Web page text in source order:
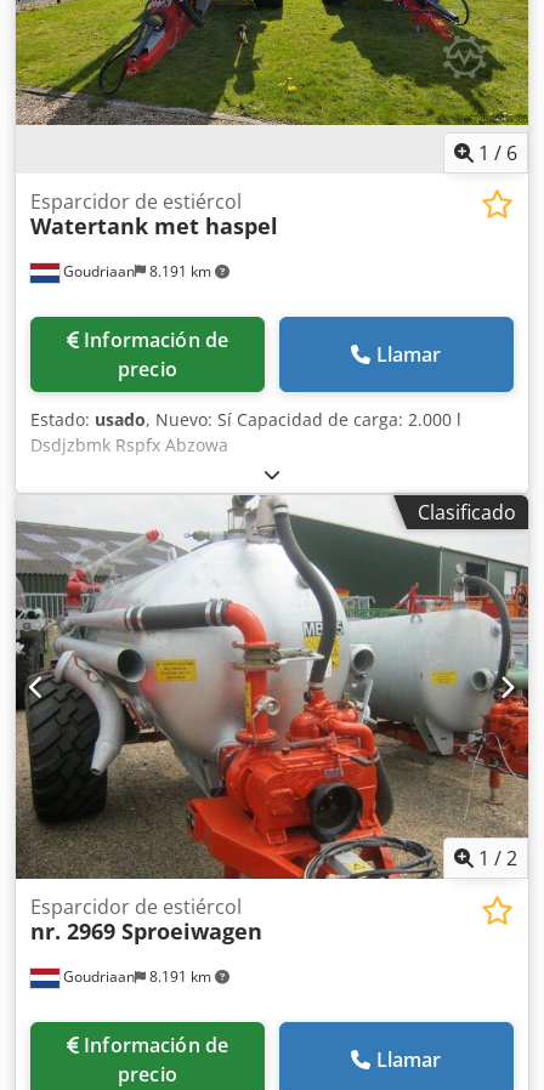
1 / 6
Goudriaan 8.191 km
Esparcidor de estiércol
Watertank met haspel
Información de
precio
Llamar
Estado: usado, Nuevo: Sí Capacidad de carga: 2.000 l
Dsdjzbmk Rspfx Abzowa
Clasificado
1 /2
Goudriaan 8.191 km
Esparcidor de estiércol
nr. 2969 Sproeiwagen
Información de
precio
Llamar